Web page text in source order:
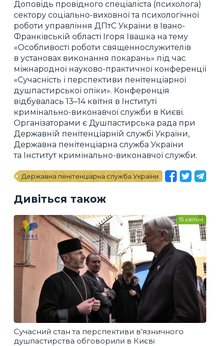
Доповідь провідного спеціаліста (психолога)
сектору соціально-виховної та психологічної
роботи управління ДПтС України в Івано-
Франківській області Ігоря Івашка на тему
«Особливості роботи священнослужителів
в установах виконання покарань» під час
міжнародної науково-практичної конференції
«Сучасність і перспективи пенітенціарної
душпастирської опіки». Конференція
відбувалась 13–14 квітня в Інституті
кримінально-виконавчої служби в Києві.
Організаторами є Душпастирська рада при
Державній пенітенціарній службі України,
Державна пенітенціарна служба України
та Інститут кримінально-виконавчої служби.
Державна пенітенціарна служба України
Дивіться також
Сучасний стан та перспективи в’язничного
душпастирства обговорили в Києві
15 квітня